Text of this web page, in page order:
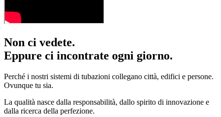
Non ci vedete.
Eppure ci incontrate ogni giorno.
Perché i nostri sistemi di tubazioni collegano città, edifici e persone.
Ovunque tu sia.
La qualità nasce dalla responsabilità, dallo spirito di innovazione e
dalla ricerca della perfezione.